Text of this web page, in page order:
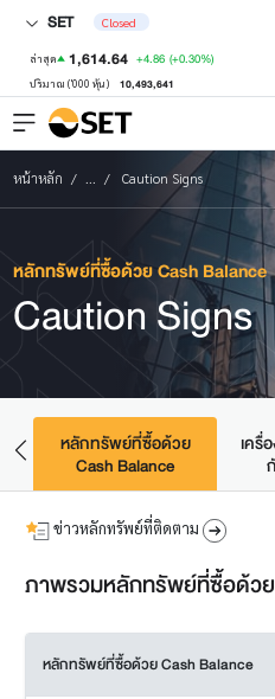
SET Closed
ล่าสุด 1,614.64 +4.86 (+0.30%)
ปริมาณ ('000 หุ้น) 10,493,641
หน้าหลัก ... Caution Signs
หลักทรัพย์ที่ซื้อด้วย Cash Balance
Caution Signs
หลักทรัพย์ที่ซื้อด้วย
Cash Balance
เครื่
ข่าวหลักทรัพย์ที่ติดตาม
ภาพรวมหลักทรัพย์ที่ซื้อด้ว
หลักทรัพย์ที่ซื้อด้วย Cash Balance